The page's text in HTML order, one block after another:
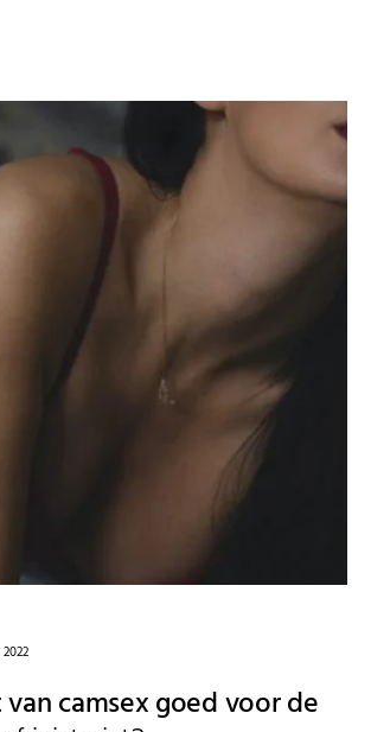
camsex goed voor de